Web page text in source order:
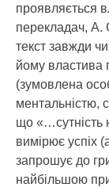
проявляється
перекладач, А.
текст завжди
йому властива
(зумовлена
ментальністю,
що «…сутність
вимірює успіх
запрошує до
найбільшою